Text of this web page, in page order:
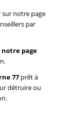
notre page
par
page
77 prêt à
détruire ou